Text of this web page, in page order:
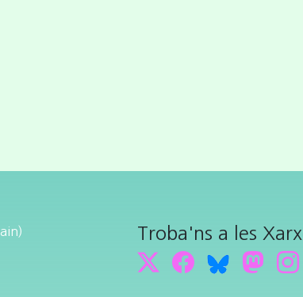
Troba'ns a les